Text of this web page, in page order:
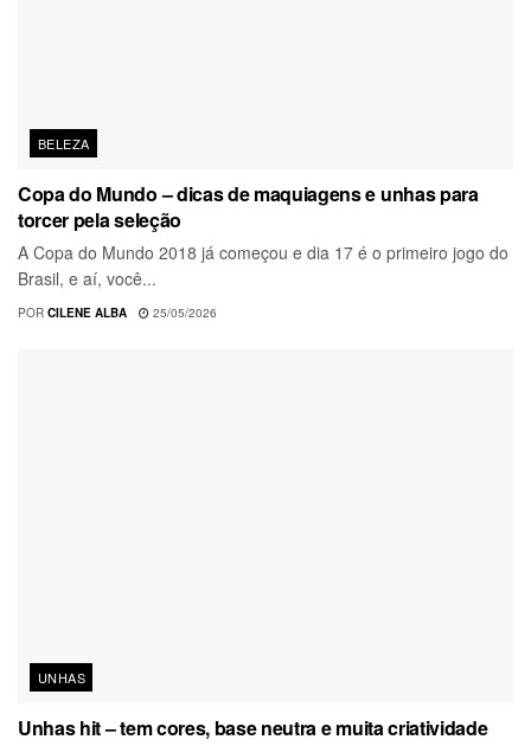
BELEZA
Copa do Mundo – dicas de maquiagens e unhas para
torcer pela seleção
A Copa do Mundo 2018 já começou e dia 17 é o primeiro jogo do
Brasil, e aí, você...
POR CILENE ALBA 25/05/2026
UNHAS
Unhas hit – tem cores, base neutra e muita criatividade